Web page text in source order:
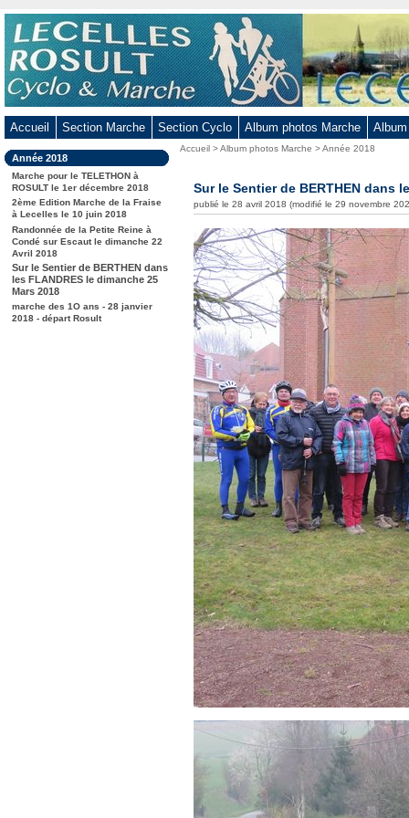
Aller
au
contenu
-
Aller
menu
principal
-
Aller
à
la
recherche
Accueil Section Marche Section Cyclo Album photos Marche
Dans
la
rubrique
:
Année 2018
Marche pour le TELETHON à
ROSULT le 1er décembre 2018
2ème Edition Marche de la Fraise
à Lecelles le 10 juin 2018
Randonnée de la Petite Reine à
Condé sur Escaut le dimanche 22
Avril 2018
Sur le Sentier de BERTHEN dans
les FLANDRES le dimanche 25
Mars 2018
marche des 1O ans - 28 janvier
2018 - départ Rosult
Vous
Accueil >Album photos Marche >Année 2018
Sur le Sentier de BERTHEN dans
publié le 28 avril 2018 (modifié le 29 novembre